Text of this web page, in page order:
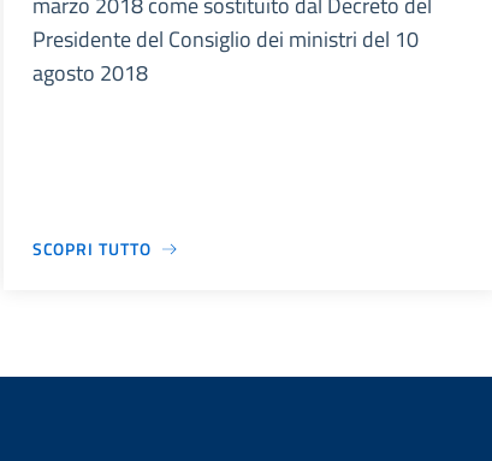
Presidente del Consiglio dei ministri del 10
agosto 2018
SCOPRI TUTTO